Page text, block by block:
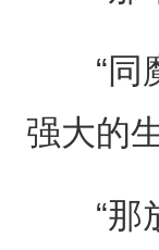
“同魔
强大的
“那放